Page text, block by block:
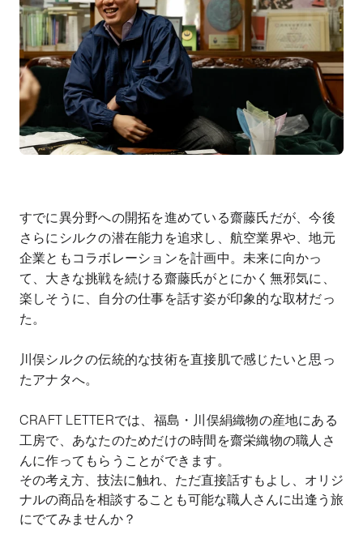
すでに異分野への開拓を進めている齋藤氏だが、今後
さらにシルクの潜在能力を追求し、航空業界や、地元
企業ともコラボレーションを計画中。未来に向かっ
て、大きな挑戦を続ける齋藤氏がとにかく無邪気に、
楽しそうに、自分の仕事を話す姿が印象的な取材だっ
た。
川俣シルクの伝統的な技術を直接肌で感じたいと思っ
たアナタへ。
CRAFT LETTERでは、福島・川俣絹織物の産地にある
工房で、あなたのためだけの時間を齋栄織物の職人さ
んに作ってもらうことができます。
その考え方、技法に触れ、ただ直接話すもよし、オリジ
ナルの商品を相談することも可能な職人さんに出逢う旅
にでてみませんか？